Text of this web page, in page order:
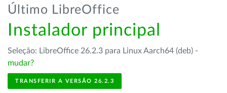
Último LibreOffice
Instalador principal
Seleção: LibreOffice 26.2.3 para Linux Aarch64 (deb) -
mudar?
TRANSFERIR A VERSÃO 26.2.3